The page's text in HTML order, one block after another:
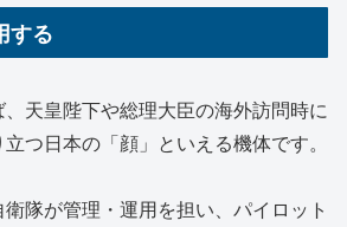
する
天皇陛下や総理大臣の海外訪問時に
つ日本の「顔」といえる機体です。
隊が管理・運用を担い、パイロット